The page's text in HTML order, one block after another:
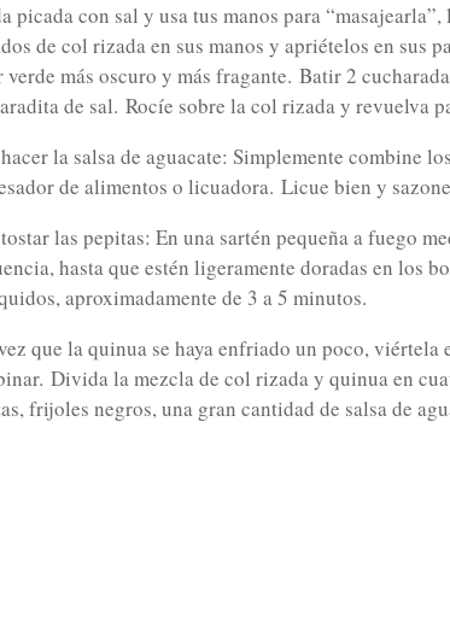
picada con sal y usa tus manos para
de col rizada en sus manos y apriételos en sus
más oscuro y más fragante. Batir 2
de sal. Rocíe sobre la col rizada y revuelva
la salsa de aguacate: Simplemente combine
de alimentos o licuadora. Licue bien y
las pepitas: En una sartén pequeña a fuego
hasta que estén ligeramente doradas en los
aproximadamente de 3 a 5 minutos.
que la quinua se haya enfriado un poco,
Divida la mezcla de col rizada y quinua en
frijoles negros, una gran cantidad de salsa de